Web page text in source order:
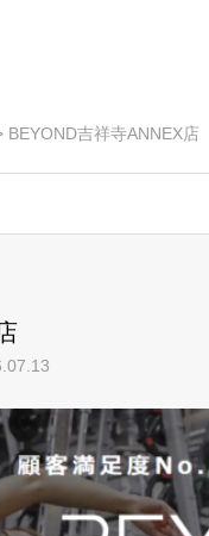
BEYOND吉祥寺ANNEX店